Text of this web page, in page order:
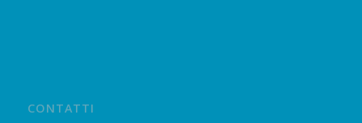
CONTATTI